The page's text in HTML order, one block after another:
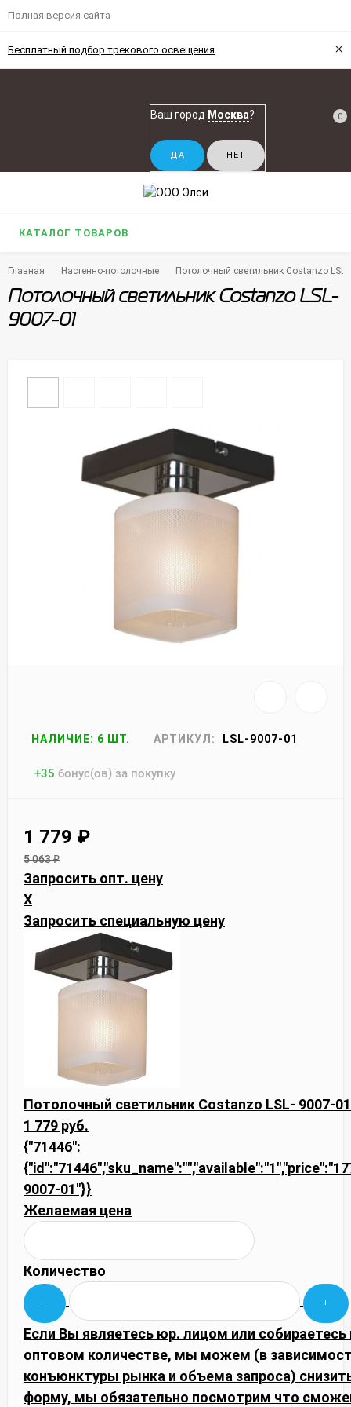
Полная версия сайта
Бесплатный подбор трекового освещения ×
Ваш город Москва? 0
КАТАЛОГ ТОВАРОВ
Главная Настенно-потолочные Потолочный светильник Costanzo LSL-
Потолочный светильник Costanzo LSL-
9007-01
НАЛИЧИЕ: 6 ШТ. АРТИКУЛ: LSL-9007-01
+35 бонус(ов) за покупку
1 779 ₽
5 063₽
Запросить опт. цену
X
Запросить специальную цену
Потолочный светильник Costanzo LSL- 9007-01
1 779 руб.
{"71446":
9007-01"}}
Желаемая цена
Количество
Если Вы являетесь юр. лицом или собираетесь
оптовом количестве, мы можем (в
конъюнктуры рынка и объема запроса)
форму, мы обязательно посмотрим что